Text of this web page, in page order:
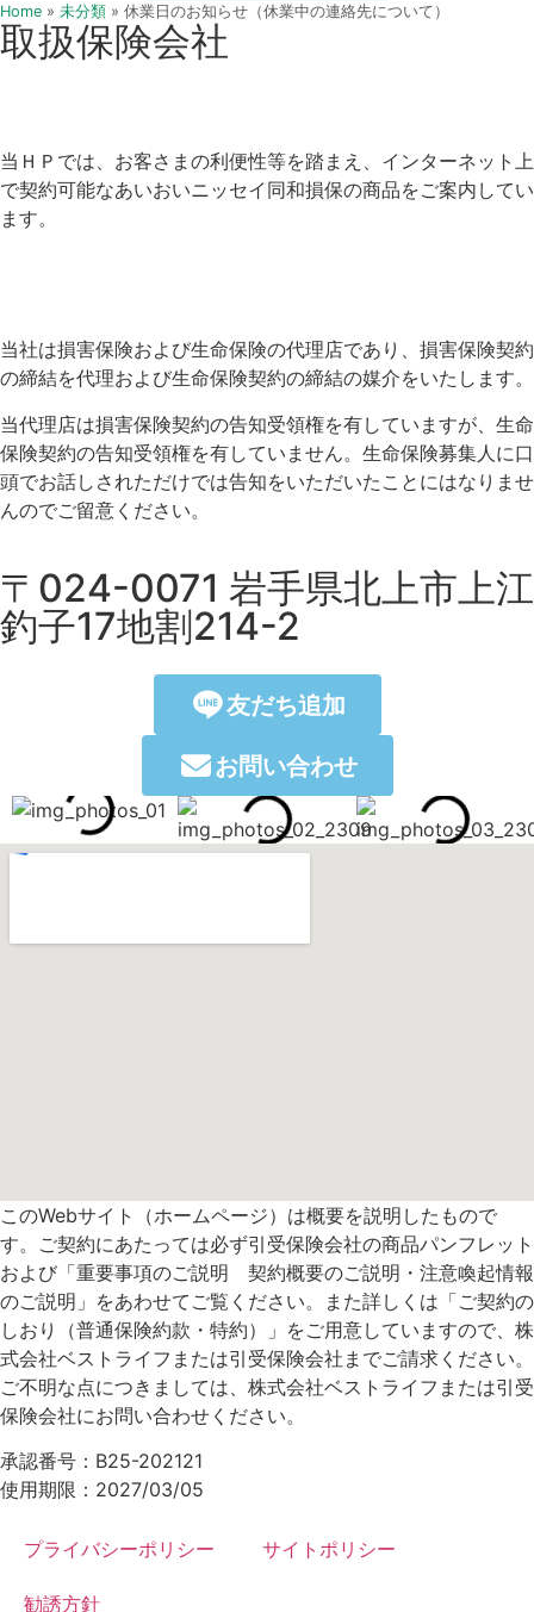
Home » 未分類 » 休業日のお知らせ（休業中の連絡先について）
取扱保険会社
当ＨＰでは、お客さまの利便性等を踏まえ、インターネット上
で契約可能なあいおいニッセイ同和損保の商品をご案内してい
ます。
当社は損害保険および生命保険の代理店であり、損害保険契約
の締結を代理および生命保険契約の締結の媒介をいたします。
当代理店は損害保険契約の告知受領権を有していますが、生命
保険契約の告知受領権を有していません。生命保険募集人に口
頭でお話しされただけでは告知をいただいたことにはなりませ
んのでご留意ください。
〒024-0071 岩手県北上市上江
釣子17地割214-2
友だち追加
お問い合わせ
このWebサイト（ホームページ）は概要を説明したもので
す。ご契約にあたっては必ず引受保険会社の商品パンフレット
および「重要事項のご説明 契約概要のご説明・注意喚起情報
のご説明」をあわせてご覧ください。また詳しくは「ご契約の
しおり（普通保険約款・特約）」をご用意していますので、株
式会社ベストライフまたは引受保険会社までご請求ください。
ご不明な点につきましては、株式会社ベストライフまたは引受
保険会社にお問い合わせください。
承認番号：B25-202121
使用期限：2027/03/05
プライバシーポリシー サイトポリシー
勧誘方針